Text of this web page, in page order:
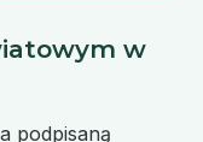
w
podpisaną